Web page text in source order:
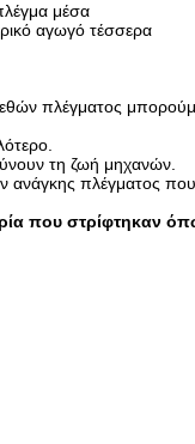
μέσα
αγωγό τέσσερα
πλέγματος
τη ζωή μηχανών.
ανάγκης πλέγματος
που στρίφτηκαν